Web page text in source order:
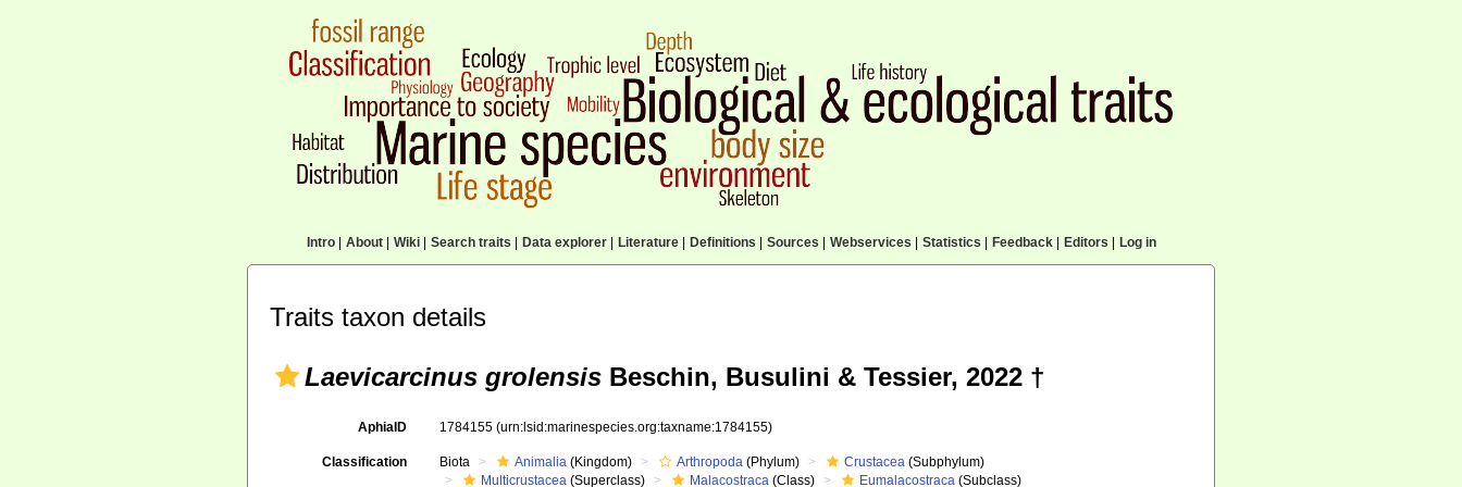
Intro| About| Wiki| Search traits Data explorer| Literature| Definitions Sources Webservices Statistics Feedback| Editors Log in
Traits taxon details
Laevicarcinus grolensis Beschin, Busulini & Tessier, 2022 †
AphiaID 1784155(urn:lsid:marinespecies.org:taxname:1784155)
Classification Biota Animalia (Kingdom) Arthropoda (Phylum) Crustacea (Subphylum)
Multicrustacea (Superclass) Malacostraca (Class) Eumalacostraca (Subclass)